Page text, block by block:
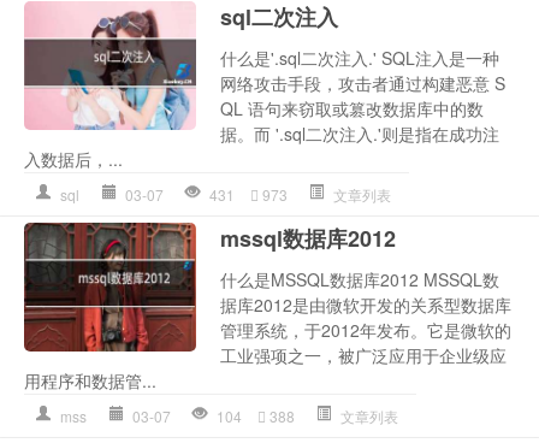
sql二次注入
什么是'.sql二次注入.' SQL注入是一种
网络攻击手段，攻击者通过构建恶意 S
QL 语句来窃取或篡改数据库中的数
据。而 '.sql二次注入.'则是指在成功注
入数据后，...
sql 03-07 431 973 文章列表
mssql数据库2012
什么是MSSQL数据库2012 MSSQL数
据库2012是由微软开发的关系型数据库
管理系统，于2012年发布。它是微软的
工业强项之一，被广泛应用于企业级应
用程序和数据管...
mss 03-07 104 388 文章列表